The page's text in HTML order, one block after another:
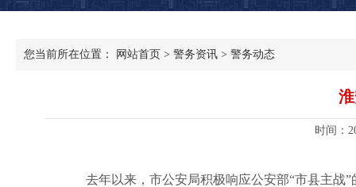
您当前所在位置： 网站首页 > 警务资讯 > 警务动态
时间
去年以来，市公安局积极响应公安部“市县主战